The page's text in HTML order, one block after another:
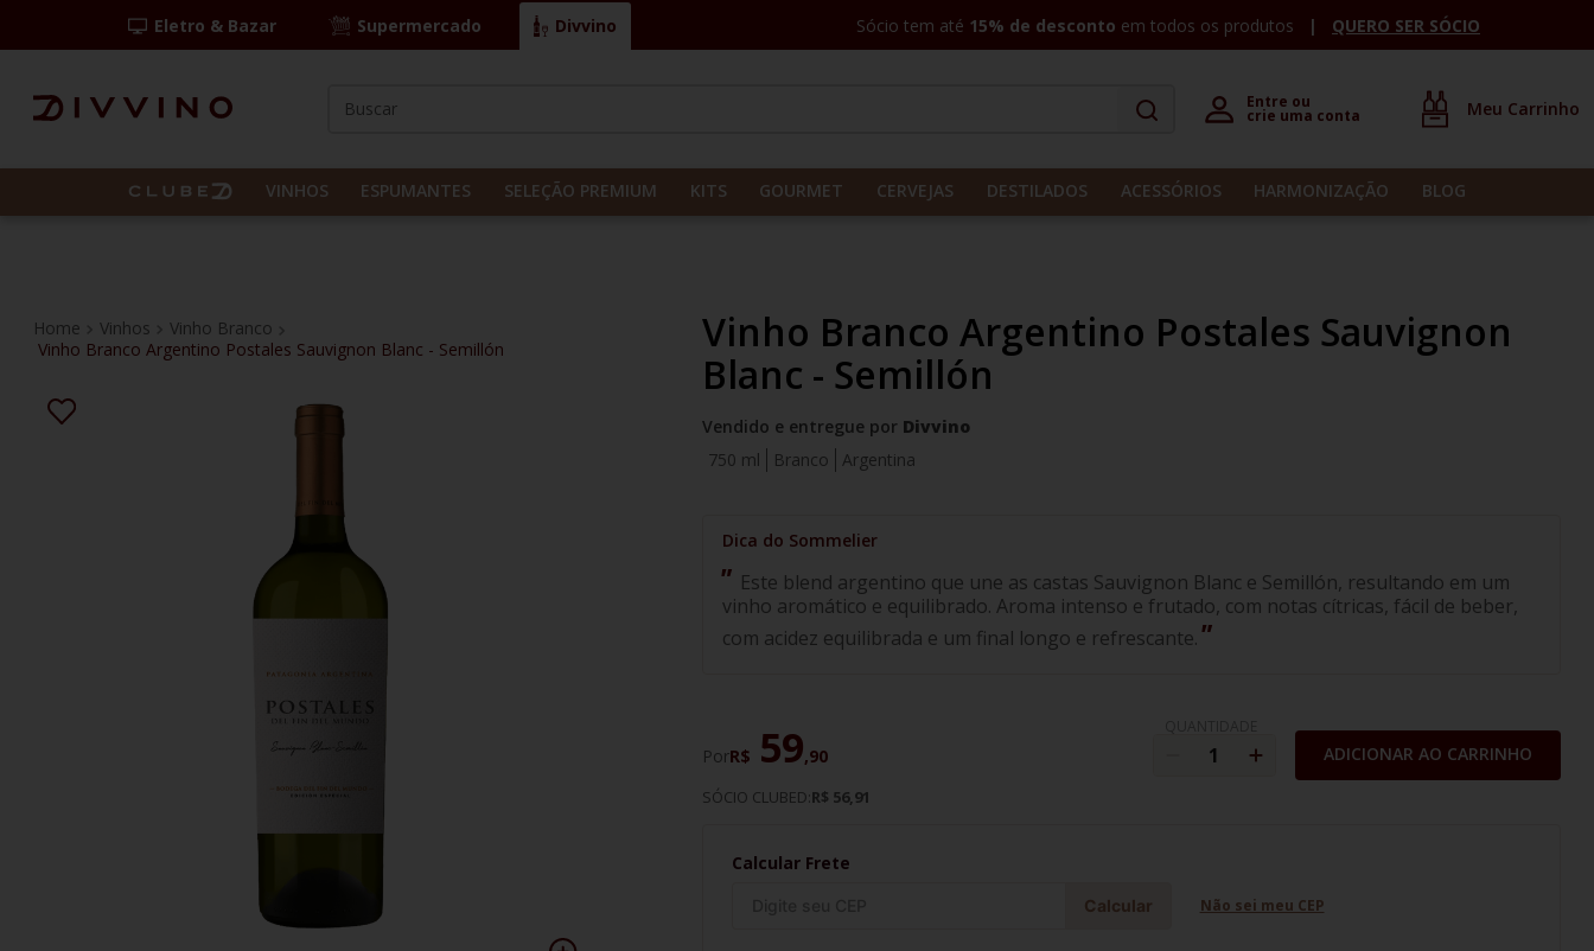
Eletro & Bazar Supermercado Divvino Sócio tem até 15% de desconto em todos os produtos QUERO SER SÓCIO
º las camelias
5º itália
10º
Entre ou
crie uma conta
VINHOS ESPUMANTES SELEÇÃO PREMIUM KITS GOURMET CERVEJAS DESTILADOS ACESSÓRIOS HARMONIZAÇÃO BLOG
Vinhos
Vinho Branco
Vinho Branco Argentino Postales Sauvignon Blanc - Semillón
Vinho Branco Argentino Postales Sauvignon
Blanc - Semillón
Vendido e entregue por Divvino
Branco
Argentina
750 ml
Este blend argentino que une as castas Sauvignon Blanc e Semillón, resultando em um
vinho aromático e equilibrado. Aroma intenso e frutado, com notas cítricas, fácil de beber,
com acidez equilibrada e um final longo e refrescante.
PorR$ 59,90
SÓCIO CLUBED:R$ 56,91
ADICIONAR AO CARRINHO
Calcular Frete
Calcular Não sei meu CEP